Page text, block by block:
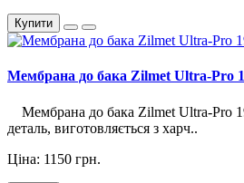
Купити
Мембрана до бака Zilmet Ultra-Pro
Мембрана до бака Zilmet Ultra-Pro
деталь, виготовляється з харч..
Ціна: 1150 грн.